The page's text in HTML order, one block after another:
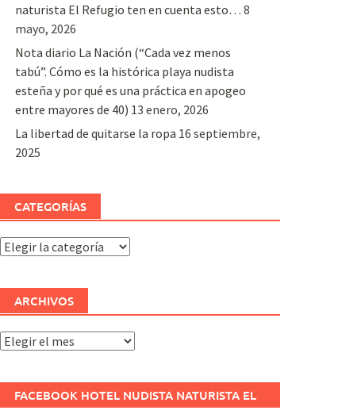
naturista El Refugio ten en cuenta esto… 8
mayo, 2026
Nota diario La Nación (“Cada vez menos
tabú”. Cómo es la histórica playa nudista
esteña y por qué es una práctica en apogeo
entre mayores de 40) 13 enero, 2026
La libertad de quitarse la ropa 16 septiembre,
2025
CATEGORÍAS
Categorías
ARCHIVOS
Archivos
FACEBOOK HOTEL NUDISTA NATURISTA EL